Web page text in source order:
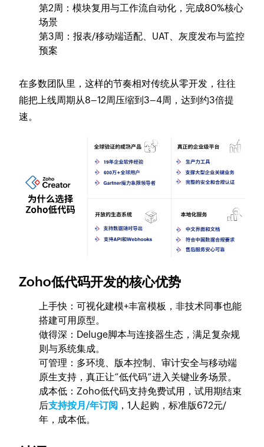
第2周：模块复用与工作流自动化，完成80%核心
场景
第3周：报表/移动端适配、UAT、灰度发布与监控
预案
在多数团队里，这样的节奏相对传统从零开发，往往
能把上线周期从8–12周压缩到3–4周，达到约3倍提
速。
Zoho低代码开发的核心优势
上手快：可视化建模+丰富模板，非技术同事也能
搭建可用原型。
做得深：Deluge脚本与连接器生态，满足复杂规
则与系统集成。
可管理：多环境、版本控制、审计安全与移动端
原生支持，真正让“低代码”进入关键业务场景。
成本低：Zoho低代码支持免费试用，试用期结束
后支持按月/年订阅 ，1人起购，标准版672元/
年，成本低。